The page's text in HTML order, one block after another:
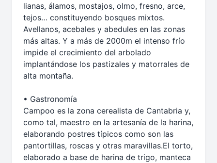
lianas, álamos, mostajos, olmo, fresno, arce,
tejos… constituyendo bosques mixtos.
Avellanos, acebales y abedules en las zonas
más altas. Y a más de 2000m el intenso frío
impide el crecimiento del arbolado
implantándose los pastizales y matorrales de
alta montaña.
• Gastronomía
Campoo es la zona cerealista de Cantabria y,
como tal, maestro en la artesanía de la harina,
elaborando postres típicos como son las
pantortillas, roscas y otras maravillas.El torto,
elaborado a base de harina de trigo, manteca